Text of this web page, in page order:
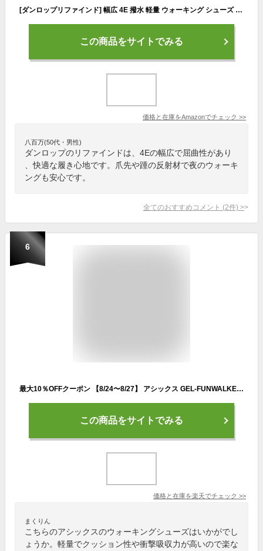
[ダンロップリファインド] 幅広 4E 撥水 軽量 ウォーキング シューズ ジョギング ランニング スニーカー DM2001 ブラック 26.0cm
この商品をサイトでみる
価格と在庫をAmazonでチェック >>
八百万(50代・男性)
ダンロップのリファインドは、4Eの幅広で屈曲性があり
、快適な履き心地です。爪先や踵の反射材で夜のウォーキ
ングも安心です。
全てのおすすめコメント (2件) >
6
最大10％OFFクーポン 【8/24〜8/27】 アシックス GEL-FUNWALKER 1291A041 400 メンズ ウォーキングシューズ スニーカー ： ネイビー×ホワイト asics imbkk
この商品をサイトでみる
価格と在庫を楽天でチェック >>
まくりん
こちらのアシックスのウォーキングシューズはいかがでし
ょうか。軽量でクッション性や衝撃吸収力が高いので楽な